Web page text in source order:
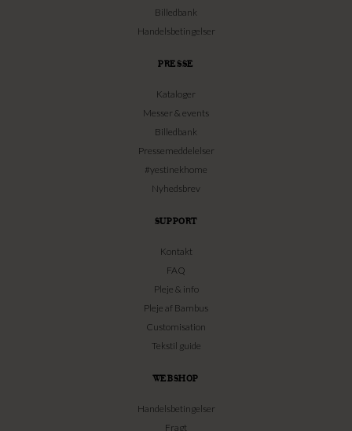
Billedbank
Handelsbetingelser
PRESSE
Kataloger
Messer & events
Billedbank
Pressemeddelelser
#yestinekhome
Nyhedsbrev
SUPPORT
Kontakt
FAQ
Pleje & info
Pleje af Bambus
Customisation
Tekstil guide
WEBSHOP
Handelsbetingelser
Fragt